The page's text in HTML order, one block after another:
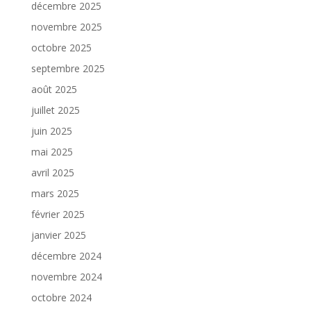
décembre 2025
novembre 2025
octobre 2025
septembre 2025
août 2025
juillet 2025
juin 2025
mai 2025
avril 2025
mars 2025
février 2025
janvier 2025
décembre 2024
novembre 2024
octobre 2024